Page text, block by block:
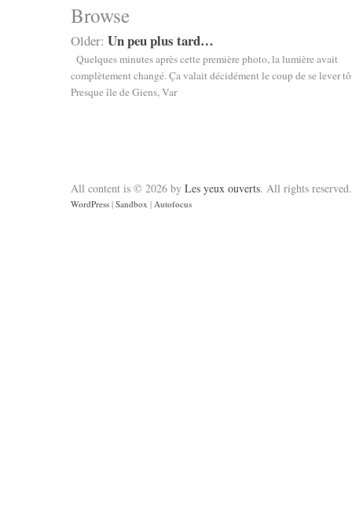
Browse
Older: Un peu plus tard…
Quelques minutes après cette première photo, la lumière avait
complètement changé. Ça valait décidément le coup de se lever
Presque île de Giens, Var
All content is © 2026 by Les yeux ouverts. All rights reserved.
WordPress | Sandbox | Autofocus